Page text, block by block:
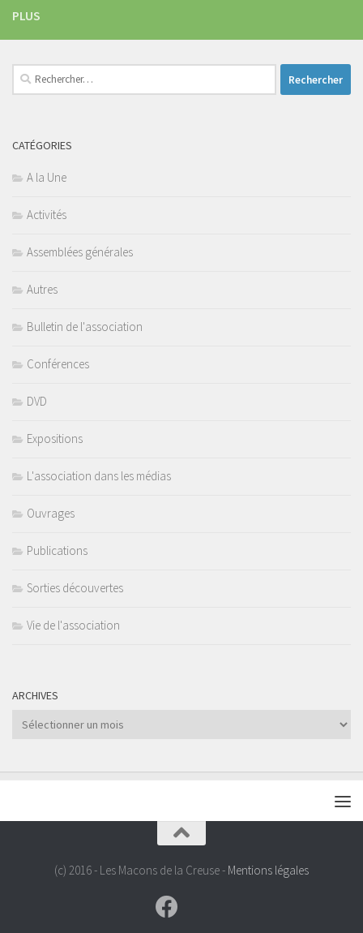
PLUS
Rechercher :
CATÉGORIES
A la Une
Activités
Assemblées générales
Autres
Bulletin de l'association
Conférences
DVD
Expositions
L'association dans les médias
Ouvrages
Publications
Sorties découvertes
Vie de l'association
ARCHIVES
Archives
(c) 2016 - Les Macons de la Creuse - Mentions légales